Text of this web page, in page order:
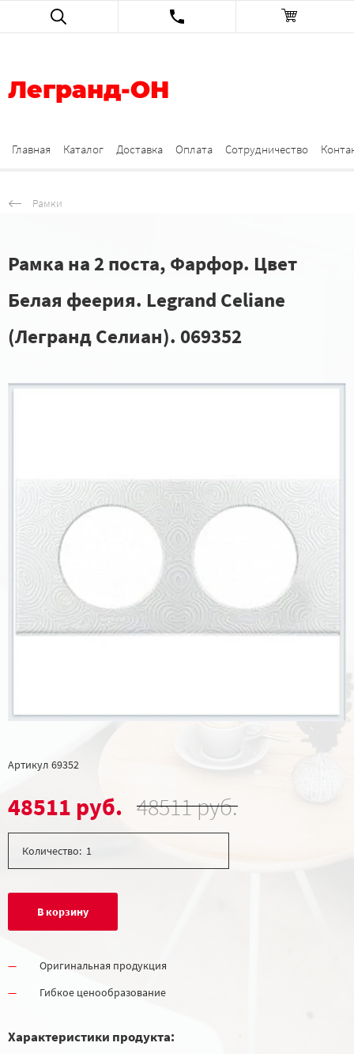
Легранд-ОН
Главная Каталог Доставка Оплата Сотрудничество
Рамки
Рамка на 2 поста, Фарфор. Цвет
Белая феерия. Legrand Celiane
(Легранд Селиан). 069352
Артикул 69352
48511 руб. 48511 руб.
Количество:
В корзину
Оригинальная продукция
Гибкое ценообразование
Характеристики продукта: